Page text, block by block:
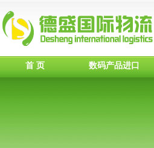
首 页 数码产品进口